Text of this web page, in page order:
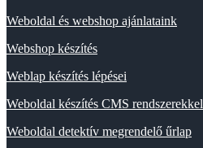
Weboldal és webshop ajánlataink
Webshop készítés
Weblap készítés lépései
Weboldal készítés CMS rendszerekkel
Weboldal detektív megrendelő űrlap